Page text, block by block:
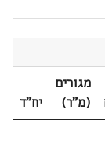
מגורים
(מ"ר)
יח"ד